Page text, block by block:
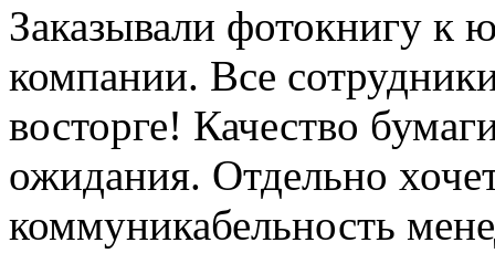
Заказывали фотокнигу к
компании. Все
восторге! Качество
ожидания. Отдельно
коммуникабельность